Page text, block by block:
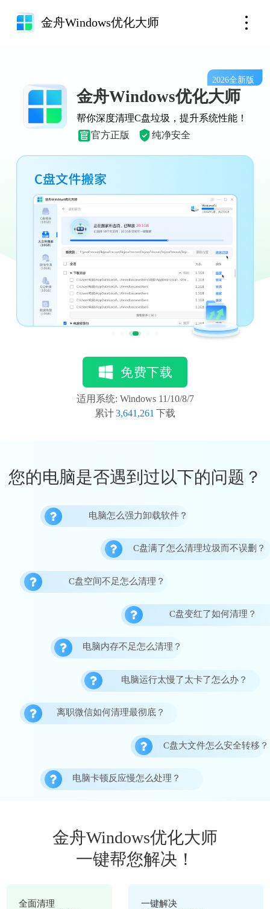
金舟Windows优化大师
金舟Windows优化大师
2026全新版
帮你深度清理C盘垃圾，提升系统性能！
官方正版
纯净安全
免费下载
适用系统: Windows 11/10/8/7
累计3,641,261 下载
您的电脑是否遇到过以下的问题？
电脑怎么强力卸载软件？
C盘满了怎么清理垃圾而不误删？
C盘空间不足怎么清理？
C盘变红了如何清理？
电脑内存不足怎么清理？
电脑运行太慢了太卡了怎么办？
离职微信如何清理最彻底？
C盘大文件怎么安全转移？
电脑卡顿反应慢怎么处理？
金舟Windows优化大师
一键帮您解决！
全面清理
一键解决